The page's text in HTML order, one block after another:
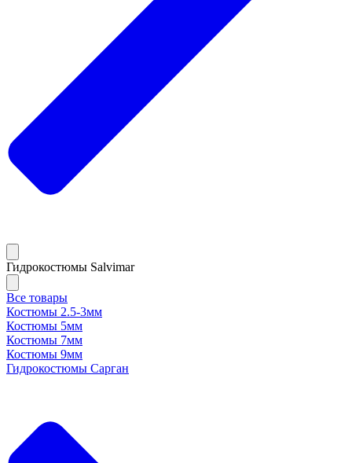
Гидрокостюмы Salvimar
Все товары
Костюмы 2.5-3мм
Костюмы 5мм
Костюмы 7мм
Костюмы 9мм
Гидрокостюмы Сарган